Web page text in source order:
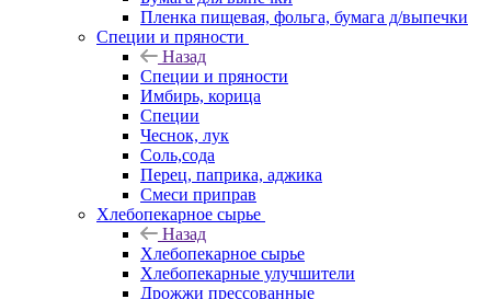
Пленка пищевая, фольга, бумага д/выпечки
Специи и пряности
Назад
Специи и пряности
Имбирь, корица
Специи
Чеснок, лук
Соль,сода
Перец, паприка, аджика
Смеси приправ
Хлебопекарное сырье
Назад
Хлебопекарное сырье
Хлебопекарные улучшители
Дрожжи прессованные